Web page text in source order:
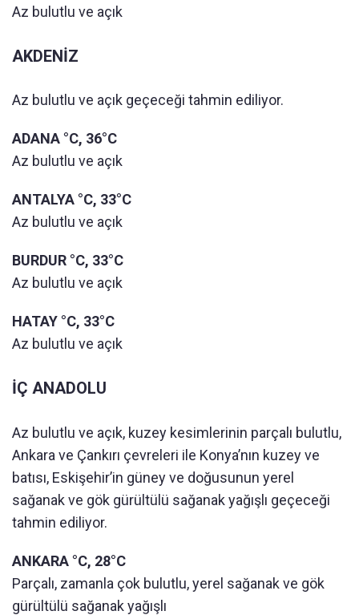
Az bulutlu ve açık
AKDENİZ
Az bulutlu ve açık geçeceği tahmin ediliyor.
ADANA °C, 36°C
Az bulutlu ve açık
ANTALYA °C, 33°C
Az bulutlu ve açık
BURDUR °C, 33°C
Az bulutlu ve açık
HATAY °C, 33°C
Az bulutlu ve açık
İÇ ANADOLU
Az bulutlu ve açık, kuzey kesimlerinin parçalı bulutlu,
Ankara ve Çankırı çevreleri ile Konya’nın kuzey ve
batısı, Eskişehir’in güney ve doğusunun yerel
sağanak ve gök gürültülü sağanak yağışlı geçeceği
tahmin ediliyor.
ANKARA °C, 28°C
Parçalı, zamanla çok bulutlu, yerel sağanak ve gök
gürültülü sağanak yağışlı